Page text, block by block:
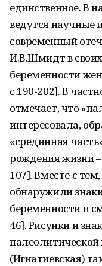
единственное. В
ведутся научные
современный
И.В.Шмидт в
беременности
с.190-202]. В
отмечает, что
интересовала,
«срединная
рождения жизни –
107]. Вместе с
обнаружили
беременности и
46]. Рисунки и
(Игнатиевская)